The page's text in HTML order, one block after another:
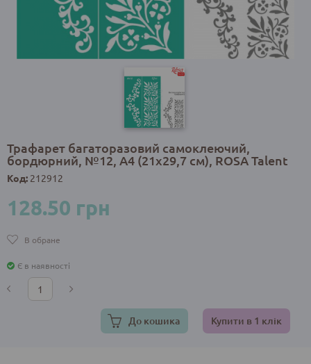
Трафарет багаторазовий самоклеючий,
бордюрний, №12, А4 (21х29,7 см), ROSA Talent
Код: 212912
128.50 грн
В обране
Є в наявності
До кошика Купити в 1 клік